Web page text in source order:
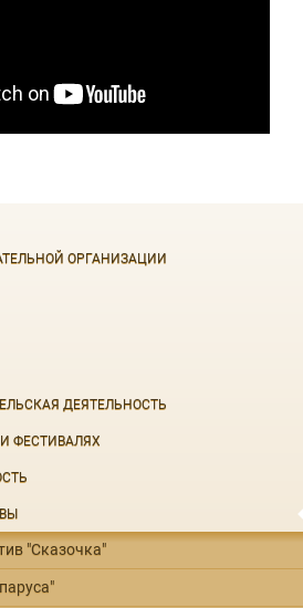
ОРГАНИЗАЦИИ
ДЕЯТЕЛЬНОСТЬ
ФЕСТИВАЛЯХ
"Сказочка"